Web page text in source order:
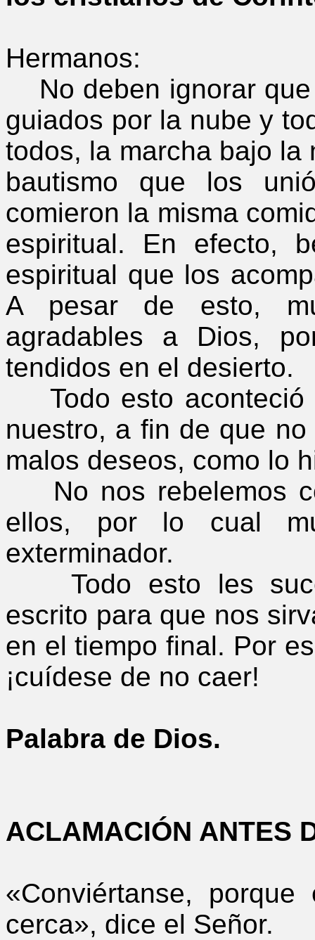
Hermanos:
No deben ignorar que
guiados por la nube y
todos, la marcha bajo la
bautismo que los
comieron la misma
espiritual. En efecto,
espiritual que los
A pesar de esto,
agradables a Dios,
tendidos en el desierto.
Todo esto aconteció
nuestro, a fin de que
malos deseos, como lo
No nos rebelemos
ellos, por lo cual
exterminador.
Todo esto les
escrito para que nos
en el tiempo final. Por
¡cuídese de no caer!
Palabra de Dios.
ACLAMACIÓN ANTES
«Conviértanse,
cerca», dice el Señor.